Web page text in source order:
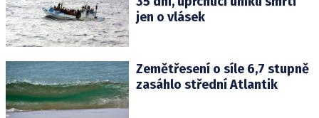
jen o vlásek
Zemětřesení o síle 6,7 stupně
zasáhlo střední Atlantik